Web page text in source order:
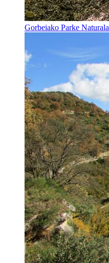
Gorbeiako Parke Naturala